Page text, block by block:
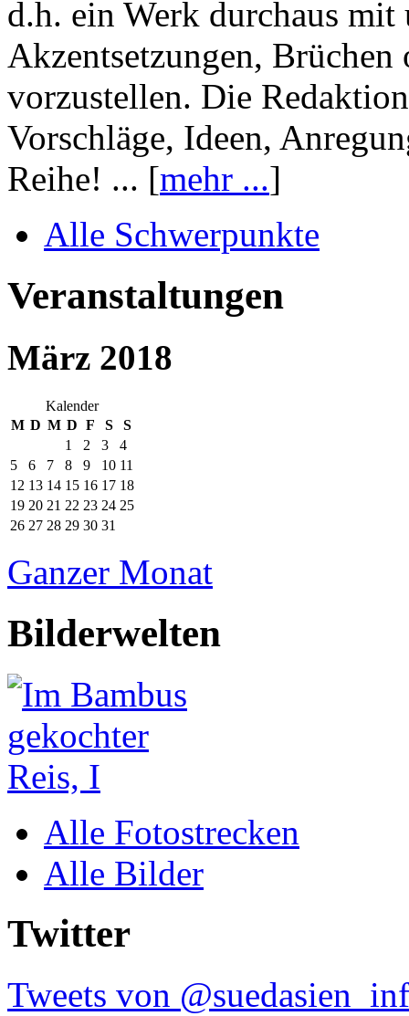
d.h. ein Werk durchaus mit
Akzentsetzungen, Brüchen
vorzustellen. Die
Vorschläge, Ideen,
Reihe! ... [mehr ...]
Alle Schwerpunkte
Veranstaltungen
März 2018
Kalender
M D M D F S
S
1
2 3
4
5
6 7 8 9 10 11
12 13 14 15 16 17 18
19 20 21 22 23 24 25
26 27 28 29 30 31
Ganzer Monat
Bilderwelten
Alle Fotostrecken
Alle Bilder
Twitter
Tweets von